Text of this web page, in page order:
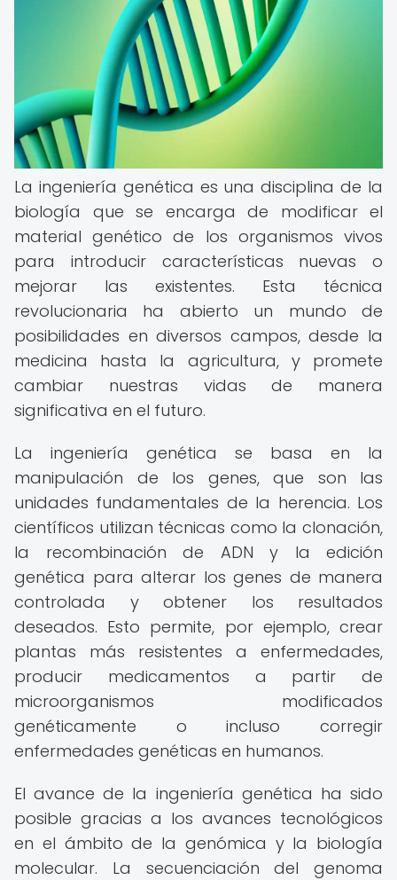
La ingeniería genética es una disciplina de la
biología que se encarga de modificar el
material genético de los organismos vivos
para introducir características nuevas o
mejorar las existentes. Esta técnica
revolucionaria ha abierto un mundo de
posibilidades en diversos campos, desde la
medicina hasta la agricultura, y promete
cambiar nuestras vidas de manera
significativa en el futuro.
La ingeniería genética se basa en la
manipulación de los genes, que son las
unidades fundamentales de la herencia. Los
científicos utilizan técnicas como la clonación,
la recombinación de ADN y la edición
genética para alterar los genes de manera
controlada y obtener los resultados
deseados. Esto permite, por ejemplo, crear
plantas más resistentes a enfermedades,
producir medicamentos a partir de
microorganismos modificados
genéticamente o incluso corregir
enfermedades genéticas en humanos.
El avance de la ingeniería genética ha sido
posible gracias a los avances tecnológicos
en el ámbito de la genómica y la biología
molecular. La secuenciación del genoma